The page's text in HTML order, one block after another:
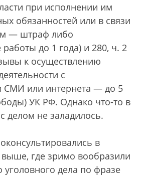
при исполнении им
обязанностей или в связи
— штраф либо
до 1 года) и 280, ч. 2
к осуществлению
с
СМИ или интернета — до 5
УК РФ. Однако что-то в
делом не заладилось.
в
где зримо вообразили
уголовного дела по фразе